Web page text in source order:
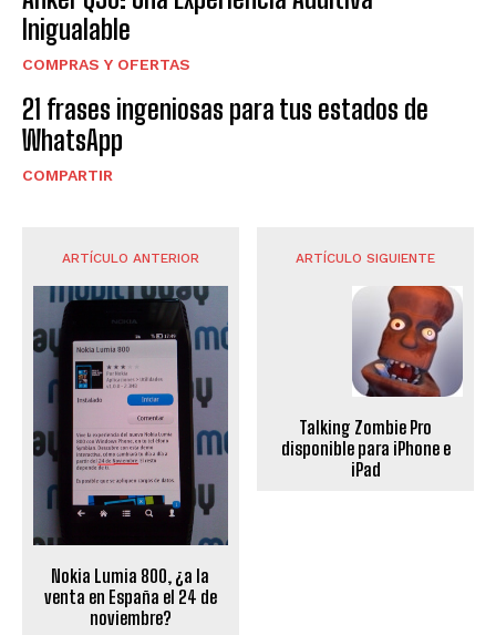
Inigualable
COMPRAS Y OFERTAS
21 frases ingeniosas para tus estados de
WhatsApp
COMPARTIR
ARTÍCULO ANTERIOR
Nokia Lumia 800, ¿a la
venta en España el 24 de
noviembre?
ARTÍCULO SIGUIENTE
Talking Zombie Pro
disponible para iPhone e
iPad